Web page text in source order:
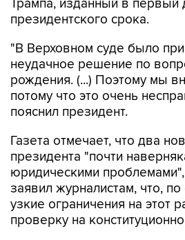
"В Верховном суде было
рождения. (...) Поэтому мы
потому что это очень
пояснил президент.
Газета отмечает, что два
юридическими проблемами",
заявил журналистам, что,
узкие ограничения на этот
проверку на
30 июня Верховный суд США